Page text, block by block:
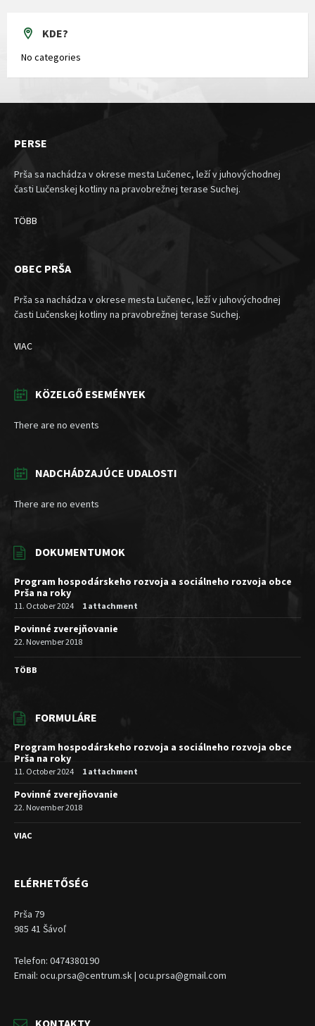
KDE?
No categories
PERSE
Prša sa nachádza v okrese mesta Lučenec, leží v juhovýchodnej
časti Lučenskej kotliny na pravobrežnej terase Suchej.
TÖBB
OBEC PRŠA
Prša sa nachádza v okrese mesta Lučenec, leží v juhovýchodnej
časti Lučenskej kotliny na pravobrežnej terase Suchej.
VIAC
KÖZELGŐ ESEMÉNYEK
There are no events
NADCHÁDZAJÚCE UDALOSTI
There are no events
DOKUMENTUMOK
Program hospodárskeho rozvoja a sociálneho rozvoja obce
Prša na roky
11. October 2024 1 attachment
Povinné zverejňovanie
22. November 2018
TÖBB
FORMULÁRE
Program hospodárskeho rozvoja a sociálneho rozvoja obce
Prša na roky
11. October 2024 1 attachment
Povinné zverejňovanie
22. November 2018
VIAC
ELÉRHETŐSÉG
Prša 79
985 41 Šávoľ
Telefon: 0474380190
Email: ocu.prsa@centrum.sk | ocu.prsa@gmail.com
KONTAKTY